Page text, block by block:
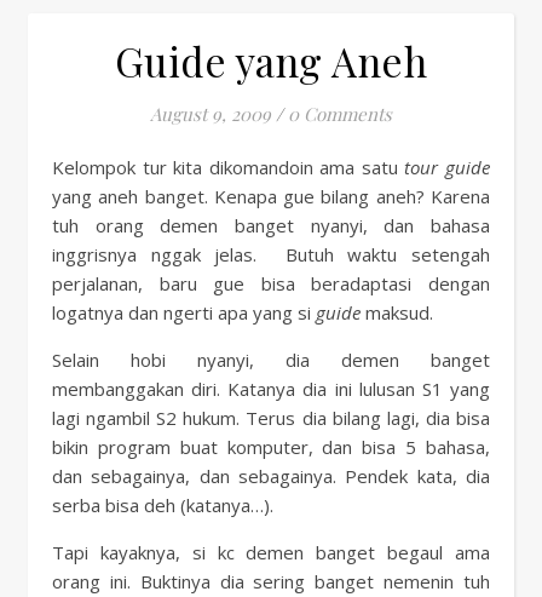
Guide yang Aneh
August 9, 2009 / 0 Comments
Kelompok tur kita dikomandoin ama satutour guide
yang aneh banget. Kenapa gue bilang aneh? Karena
tuh orang demen banget nyanyi, dan bahasa
inggrisnya nggak jelas. Butuh waktu setengah
perjalanan, baru gue bisa beradaptasi dengan
logatnya dan ngerti apa yang si guide maksud.
Selain hobi nyanyi, dia demen banget
membanggakan diri. Katanya dia ini lulusan S1 yang
lagi ngambil S2 hukum. Terus dia bilang lagi, dia bisa
bikin program buat komputer, dan bisa 5 bahasa,
dan sebagainya, dan sebagainya. Pendek kata, dia
serba bisa deh (katanya…).
Tapi kayaknya, si kc demen banget begaul ama
orang ini. Buktinya dia sering banget nemenin tuh